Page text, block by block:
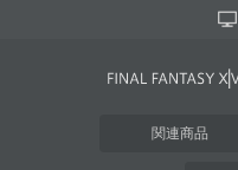
関連商品